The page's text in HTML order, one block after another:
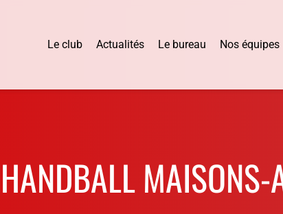
Le club Actualités Le bureau Nos équipes
MAISONS-